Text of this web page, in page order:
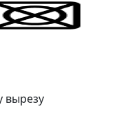
вырезу